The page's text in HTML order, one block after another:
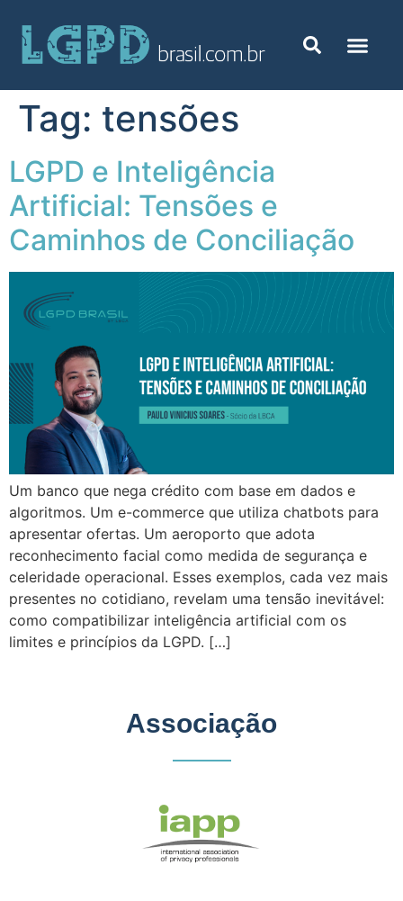
Tag: tensões
LGPD e Inteligência
Artificial: Tensões e
Caminhos de Conciliação
Um banco que nega crédito com base em dados e
algoritmos. Um e-commerce que utiliza chatbots para
apresentar ofertas. Um aeroporto que adota
reconhecimento facial como medida de segurança e
celeridade operacional. Esses exemplos, cada vez mais
presentes no cotidiano, revelam uma tensão inevitável:
como compatibilizar inteligência artificial com os
limites e princípios da LGPD. […]
Associação